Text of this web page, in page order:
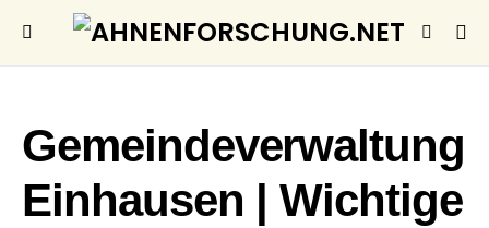
Gemeindeverwaltung
Einhausen | Wichtige